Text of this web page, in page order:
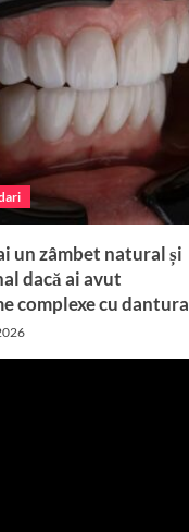
un zâmbet natural și
dacă ai avut
complexe cu dantura